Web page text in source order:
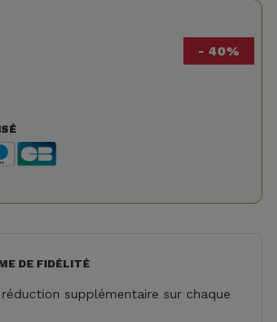
- 40%
DE FIDÉLITÉ
supplémentaire sur chaque